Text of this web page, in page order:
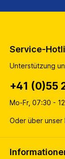
Service-
Unterstützung
+41 (0)55
Mo-Fr, 07:30 -
Oder über unser